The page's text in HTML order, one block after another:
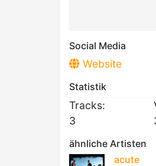
Social Media
Website
Statistik
Tracks:
3
ähnliche Artisten
acute